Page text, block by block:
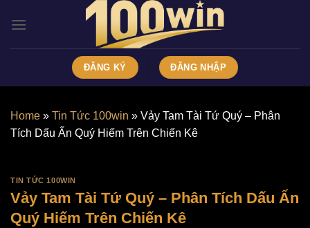
qua
ĐĂNG KÝ ĐĂNG NHẬP
Home » Tin Tức 100win » Vảy Tam Tài Tứ Quý – Phân
Tích Dấu Ấn Quý Hiếm Trên Chiến Kê
TIN TỨC 100WIN
Vảy Tam Tài Tứ Quý – Phân Tích Dấu Ấn
Quý Hiếm Trên Chiến Kê